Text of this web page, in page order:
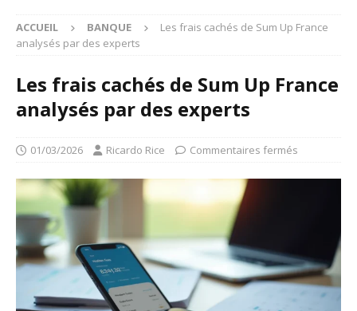
ACCUEIL BANQUE
Les frais cachés de Sum Up France
analysés par des experts
Les frais cachés de Sum Up France
analysés par des experts
01/03/2026 Ricardo Rice Commentaires fermés